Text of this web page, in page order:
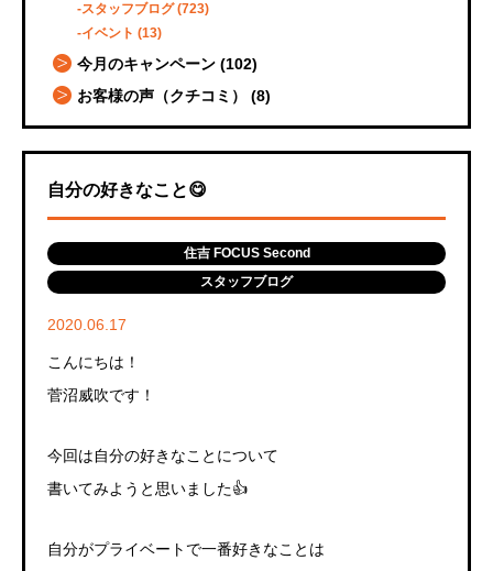
スタッフブログ(723)
イベント (13)
今月のキャンペーン (102)
お客様の声（クチコミ）
(8)
自分の好きなこと😋
住吉 FOCUS Second
スタッフブログ
2020.06.17
こんにちは！
菅沼威吹です！
今回は自分の好きなことについて
書いてみようと思いました👍
自分がプライベートで一番好きなことは